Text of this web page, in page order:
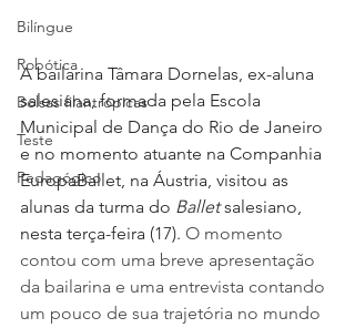
Bilíngue
Robótica
Bolsas filantrópicas
Teste
Pedagógico
A bailarina Tâmara Dornelas, ex-aluna
salesiana, formada pela Escola
Municipal de Dança do Rio de Janeiro
e no momento atuante na Companhia
EuropaBallet, na Áustria, visitou as
alunas da turma do Ballet salesiano,
nesta terça-feira (17). O momento
contou com uma breve apresentação
da bailarina e uma entrevista contando
um pouco de sua trajetória no mundo